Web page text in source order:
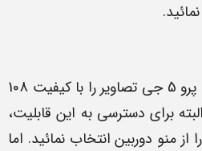
دوربین اصلی ردمی نوت 11 پرو 5 جی تصاویر را با کیفیت 108
برای دسترسی به این قابلیت،
را از منو دوربین انتخاب نمائید. اما